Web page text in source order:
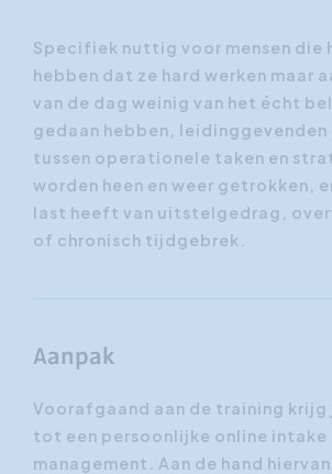
Specifiek nuttig voor mensen die
hebben dat ze hard werken maar
van de dag weinig van het écht
gedaan hebben,
tussen operationele taken en
worden heen en weer getrokken,
last heeft van uitstelgedrag,
of chronisch tijdgebrek.
Aanpak
Voorafgaand aan de training
tot een persoonlijke online intake
management. Aan de hand